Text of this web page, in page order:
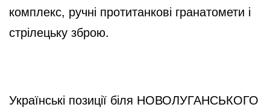
комплекс, ручні протитанкові гранатомети і
стрілецьку зброю.
Українські позиції біля НОВОЛУГАНСЬКОГО